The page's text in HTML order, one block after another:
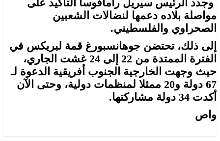
وجدد الرئيس سيريل رامافوسا التأكيد على
مواصلة بلاده دعمها لنضالات الشعبين
الصحراوي والفلسطيني.
إلى ذلك، تحتضن جوهانسبورغ قمة لبريكس في
الفترة الممتدة من 22 إلى 24 غشت الجاري،
حيث وجهت الخارجية الجنوب أفريقية الدعوة لـ
67 دولة و20 ممثلا لمنظمات دولية، وحتى الآن
أكدت 34 دولة مشاركتها.
واص